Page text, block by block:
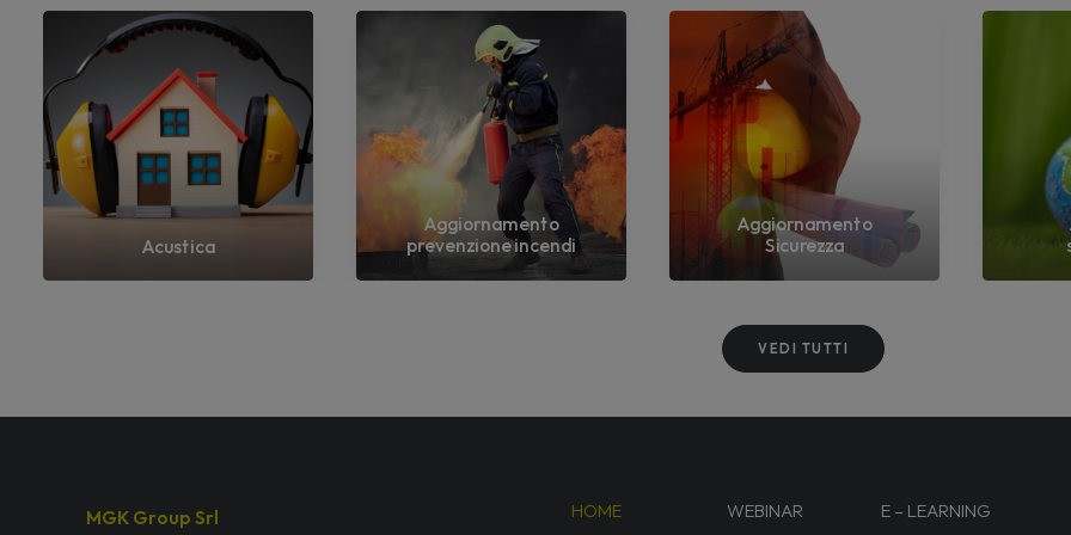
Acustica
Aggiornamento
prevenzione incendi
Aggiornamento
Sicurezza
VEDI TUTTI
MGK Group Srl HOME WEBINAR E – LEARNING